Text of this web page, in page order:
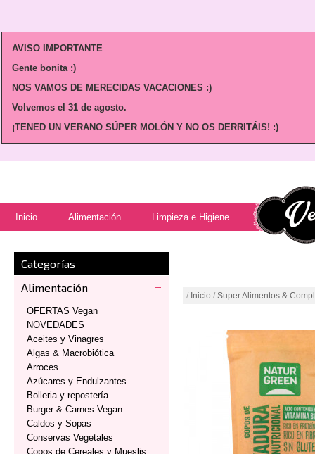
AVISO IMPORTANTE
Gente bonita :)
NOS VAMOS DE MERECIDAS VACACIONES :)
Volvemos el 31 de agosto.
¡TENED UN VERANO SÚPER MOLÓN Y NO OS DERRITÁIS! :)
Inicio Alimentación Limpieza e Higiene
Categorías
Alimentación
OFERTAS Vegan
NOVEDADES
Aceites y Vinagres
Algas & Macrobiótica
Arroces
Azúcares y Endulzantes
Bolleria y repostería
Burger & Carnes Vegan
Caldos y Sopas
Conservas Vegetales
Copos de Cereales y Mueslis
/ Inicio / Super Alimentos &